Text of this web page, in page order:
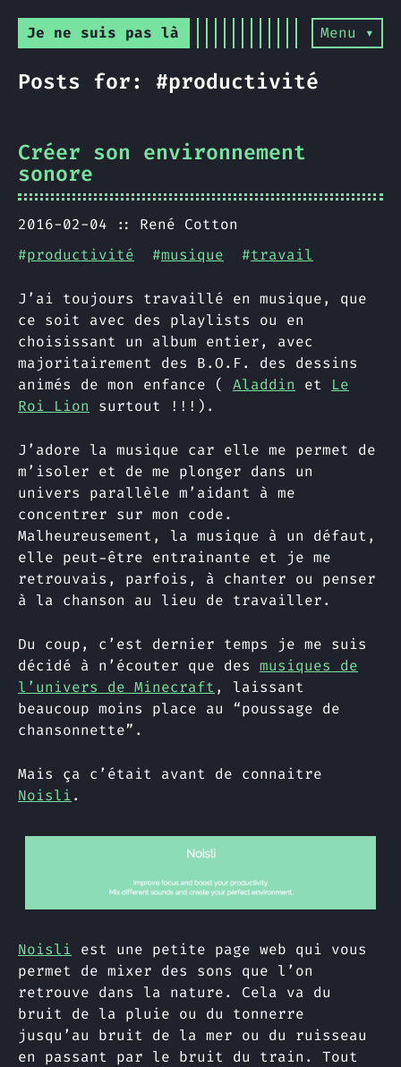
Je ne suis pas là Menu ▾
Posts for: #productivité
Créer son environnement
sonore
2016-02-04
René Cotton
#productivité #musique #travail
J’ai toujours travaillé en musique, que
ce soit avec des playlists ou en
choisissant un album entier, avec
majoritairement des B.O.F. des dessins
animés de mon enfance ( Aladdin et Le
Roi Lion surtout !!!).
J’adore la musique car elle me permet de
m’isoler et de me plonger dans un
univers parallèle m’aidant à me
concentrer sur mon code.
Malheureusement, la musique à un défaut,
elle peut-être entrainante et je me
retrouvais, parfois, à chanter ou penser
à la chanson au lieu de travailler.
Du coup, c’est dernier temps je me suis
décidé à n’écouter que des musiques de
l’univers de Minecraft , laissant
beaucoup moins place au “poussage de
chansonnette”.
Mais ça c’était avant de connaitre
Noisli.
Noisli est une petite page web qui vous
permet de mixer des sons que l’on
retrouve dans la nature. Cela va du
bruit de la pluie ou du tonnerre
jusqu’au bruit de la mer ou du ruisseau
en passant par le bruit du train. Tout